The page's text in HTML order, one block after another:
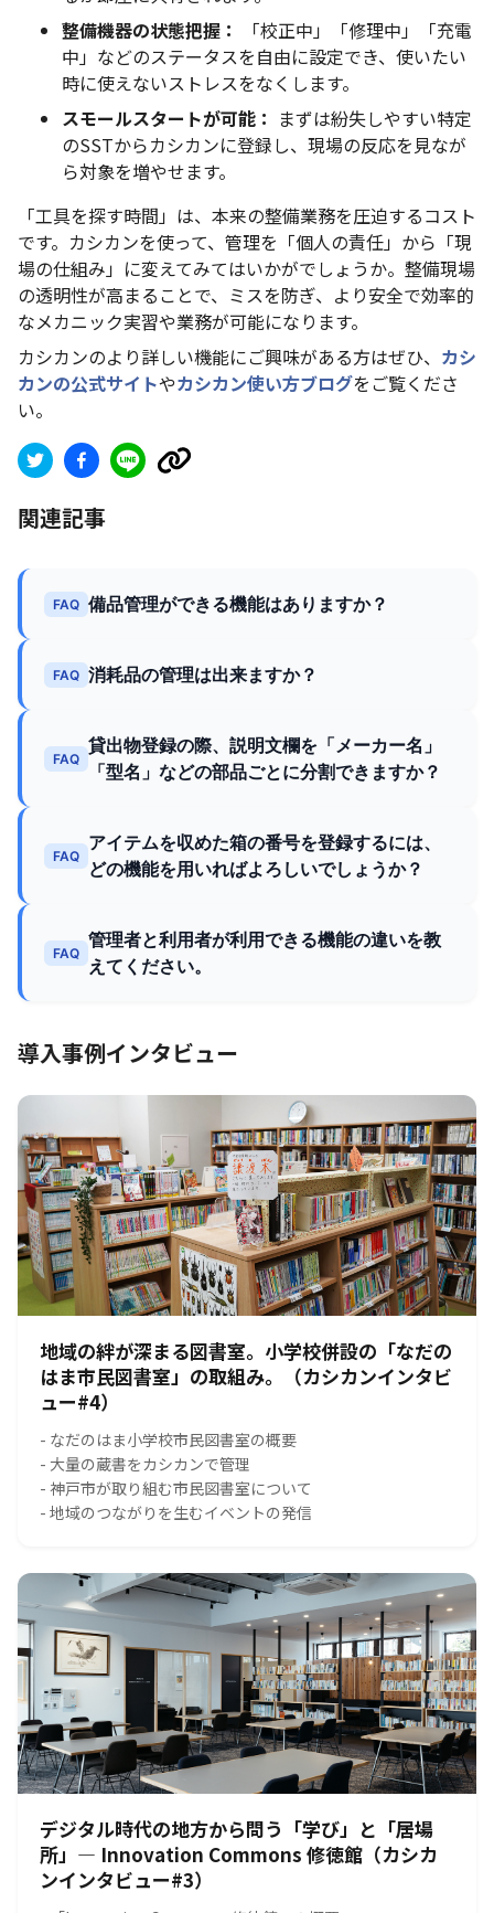
整備機器の状態把握：
「校正中」「修理中」「充電
中」などのステータスを自由に設定でき、使いたい
時に使えないストレスをなくします。
スモールスタートが可能： まずは紛失しやすい特定
のSSTからカシカンに登録し、現場の反応を見なが
ら対象を増やせます。
「工具を探す時間」は、本来の整備業務を圧迫するコスト
です。カシカンを使って、管理を「個人の責任」から「現
場の仕組み」に変えてみてはいかがでしょうか。整備現場
の透明性が高まることで、ミスを防ぎ、より安全で効率的
なメカニック実習や業務が可能になります。
カシカンのより詳しい機能にご興味がある方はぜひ、 カシ
カンの公式サイトやカシカン使い方ブログをご覧くださ
い。
関連記事
FAQ 備品管理ができる機能はありますか？
FAQ 消耗品の管理は出来ますか？
FAQ
貸出物登録の際、説明文欄を「メーカー名」
「型名」などの部品ごとに分割できますか？
FAQ
アイテムを収めた箱の番号を登録するには、
どの機能を用いればよろしいでしょうか？
FAQ
管理者と利用者が利用できる機能の違いを教
えてください。
導入事例インタビュー
地域の絆が深まる図書室。小学校併設の「なだの
はま市民図書室」の取組み。（カシカンインタビ
ュー#4）
- なだのはま小学校市民図書室の概要
- 大量の蔵書をカシカンで管理
- 神戸市が取り組む市民図書室について
- 地域のつながりを生むイベントの発信
デジタル時代の地方から問う「学び」と「居場
所」― Innovation Commons 修徳館（カシカ
ンインタビュー#3）